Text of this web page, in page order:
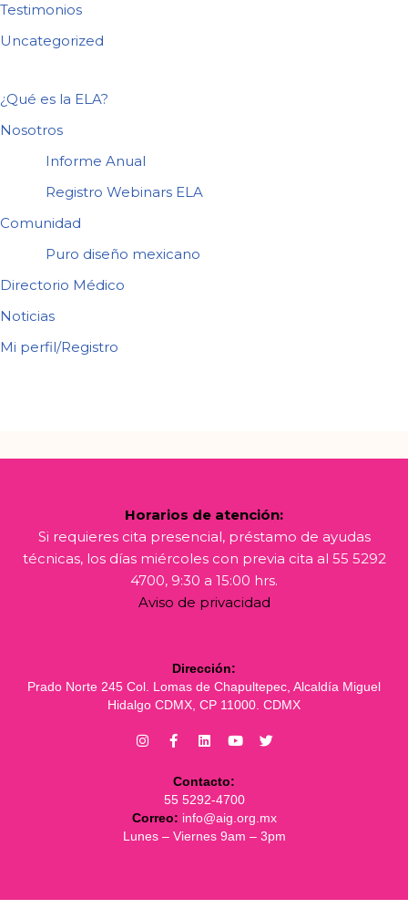
Testimonios
Uncategorized
¿Qué es la ELA?
Nosotros
Informe Anual
Registro Webinars ELA
Comunidad
Puro diseño mexicano
Directorio Médico
Noticias
Mi perfil/Registro
Horarios de atención:
Si requieres cita presencial, préstamo de ayudas
técnicas, los días miércoles con previa cita al 55 5292
4700, 9:30 a 15:00 hrs.
Aviso de privacidad
Dirección:
Prado Norte 245 Col. Lomas de Chapultepec, Alcaldía Miguel
Hidalgo CDMX, CP 11000. CDMX
Contacto:
55 5292-4700
Correo: info@aig.org.mx
Lunes – Viernes 9am – 3pm